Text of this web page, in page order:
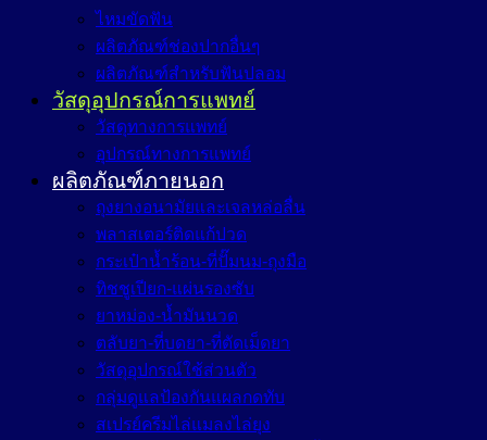
ไหมขัดฟัน
ผลิตภัณฑ์ช่องปากอื่นๆ
ผลิตภัณฑ์สำหรับฟันปลอม
วัสดุอุปกรณ์การแพทย์
วัสดุทางการแพทย์
อุปกรณ์ทางการแพทย์
ผลิตภัณฑ์ภายนอก
ถุงยางอนามัยและเจลหล่อลื่น
พลาสเตอร์ติดแก้ปวด
กระเป๋าน้ำร้อน-ที่ปั๊มนม-ถุงมือ
ทิชชูเปียก-แผ่นรองซับ
ยาหม่อง-น้ำมันนวด
ตลับยา-ที่บดยา-ที่ตัดเม็ดยา
วัสดุอุปกรณ์ใช้ส่วนตัว
กลุ่มดูแลป้องกันแผลกดทับ
สเปรย์ครีมไล่แมลงไล่ยุง